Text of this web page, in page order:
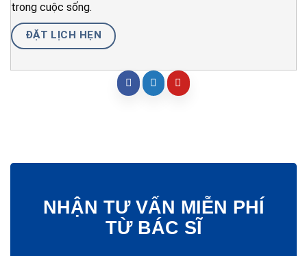
trong cuộc sống.
ĐẶT LỊCH HẸN
NHẬN TƯ VẤN MIỄN PHÍ
TỪ BÁC SĨ